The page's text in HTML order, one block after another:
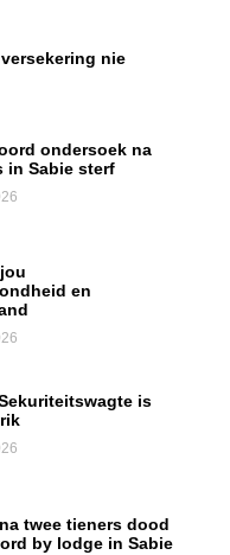
nie
ondersoek na
in Sabie sterf
en
is
twee tieners dood
by lodge in Sabie